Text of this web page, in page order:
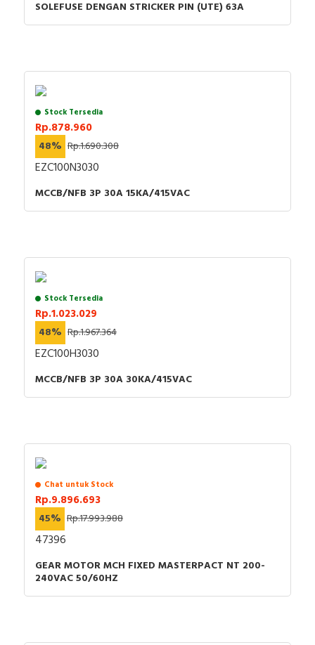
SOLEFUSE DENGAN STRICKER PIN (UTE) 63A
Stock Tersedia
Rp.878.960
48% Rp.1.690.308
EZC100N3030
MCCB/NFB 3P 30A 15KA/415VAC
Stock Tersedia
Rp.1.023.029
48% Rp.1.967.364
EZC100H3030
MCCB/NFB 3P 30A 30KA/415VAC
Chat untuk Stock
Rp.9.896.693
45% Rp.17.993.988
47396
GEAR MOTOR MCH FIXED MASTERPACT NT 200-
240VAC 50/60HZ